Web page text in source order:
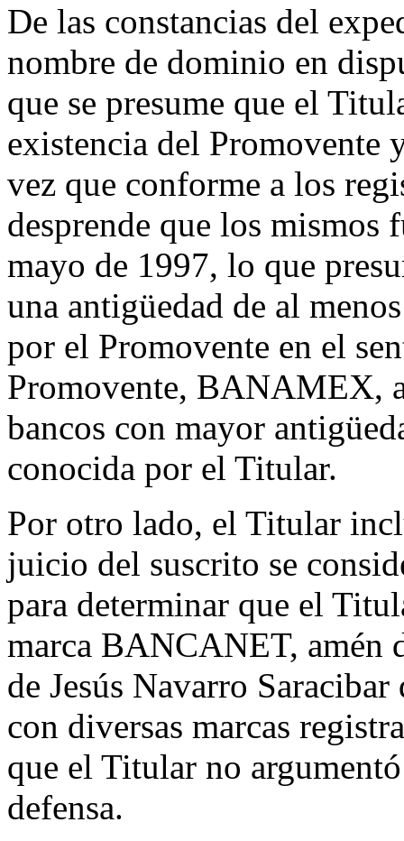
De las constancias del
nombre de dominio en
que se presume que el
existencia del Promovente
vez que conforme a los
desprende que los mismos
mayo de 1997, lo que
una antigüedad de al
por el Promovente en el
Promovente, BANAMEX,
bancos con mayor
conocida por el Titular.
Por otro lado, el Titular
juicio del suscrito se
para determinar que el
marca BANCANET, amén
de Jesús Navarro
con diversas marcas
que el Titular no
defensa.